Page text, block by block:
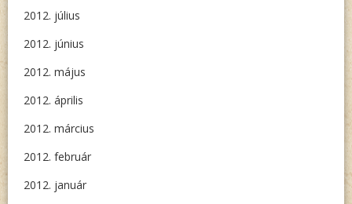
2012. július
2012. június
2012. május
2012. április
2012. március
2012. február
2012. január